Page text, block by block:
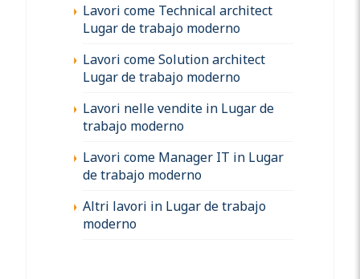
Lavori come Technical architect
Lugar de trabajo moderno
Lavori come Solution architect
Lugar de trabajo moderno
Lavori nelle vendite in Lugar de
trabajo moderno
Lavori come Manager IT in Lugar
de trabajo moderno
Altri lavori in Lugar de trabajo
moderno